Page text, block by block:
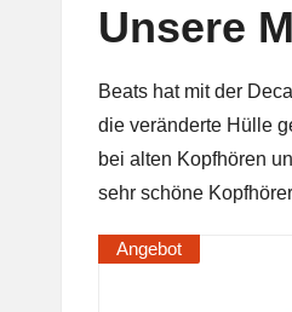
Unsere
Beats hat mit der
die veränderte Hülle
bei alten Kopfhören
sehr schöne
Angebot